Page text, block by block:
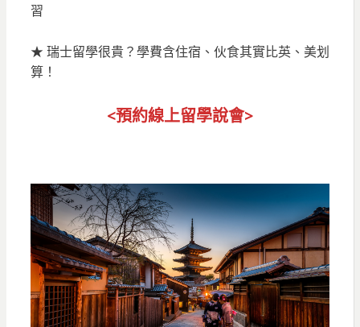
習
★ 瑞士留學很貴？學費含住宿、伙食其實比英、美划
算！
<預約線上留學說會>